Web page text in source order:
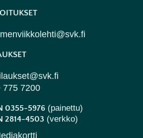
775 7200
0355-5976(painettu)
2814-4503 (verkko)